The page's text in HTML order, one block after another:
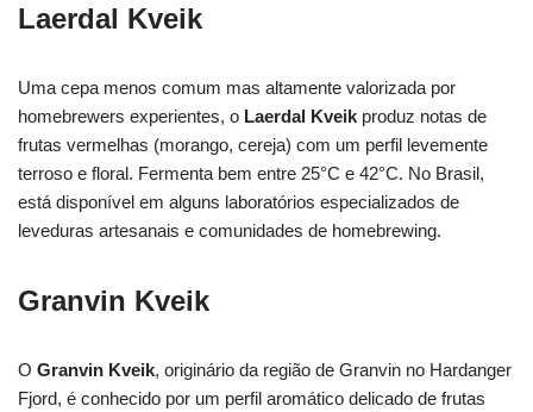
Laerdal Kveik
Uma cepa menos comum mas altamente valorizada por
homebrewers experientes, o Laerdal Kveik produz notas de
frutas vermelhas (morango, cereja) com um perfil levemente
terroso e floral. Fermenta bem entre 25°C e 42°C. No Brasil,
está disponível em alguns laboratórios especializados de
leveduras artesanais e comunidades de homebrewing.
Granvin Kveik
O Granvin Kveik, originário da região de Granvin no Hardanger
Fjord, é conhecido por um perfil aromático delicado de frutas